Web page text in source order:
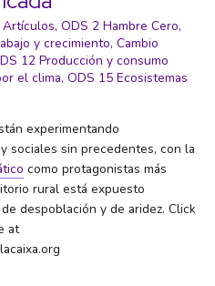
Artículos, ODS 2 Hambre Cero,
y crecimiento, Cambio
12 Producción y consumo
el clima, ODS 15 Ecosistemas
experimentando
sociales sin precedentes, con la
como protagonistas más
rural está expuesto
despoblación y de aridez. Click
at